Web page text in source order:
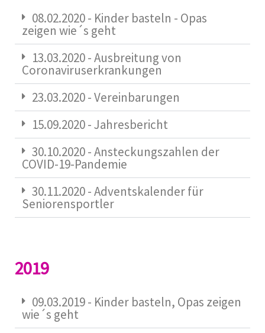
08.02.2020 - Kinder basteln - Opas
zeigen wie´s geht
13.03.2020 - Ausbreitung von
Coronaviruserkrankungen
23.03.2020 - Vereinbarungen
15.09.2020 - Jahresbericht
30.10.2020 - Ansteckungszahlen der
COVID-19-Pandemie
30.11.2020 - Adventskalender für
Seniorensportler
2019
09.03.2019 - Kinder basteln, Opas zeigen
wie´s geht